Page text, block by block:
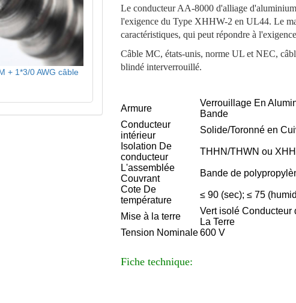
Le conducteur AA-8000 d'alliage
l'exigence du Type XHHW-2 en UL44. Le
caractéristiques, qui peut répondre à
Câble MC, états-unis, norme UL et NEC,
blindé interverrouillé.
Armure
Verrouillage En
Bande
Conducteur
intérieur
Solide/Toronné en
Isolation De
conducteur
THHN/THWN ou
L'assemblée
Couvrant
Bande de
Cote De
température
≤ 90 (sec); ≤ 75
Mise à la terre
Vert isolé Conducteur
La Terre
Tension Nominale600 V
Fiche technique:
+ 1*3/0 AWG câble